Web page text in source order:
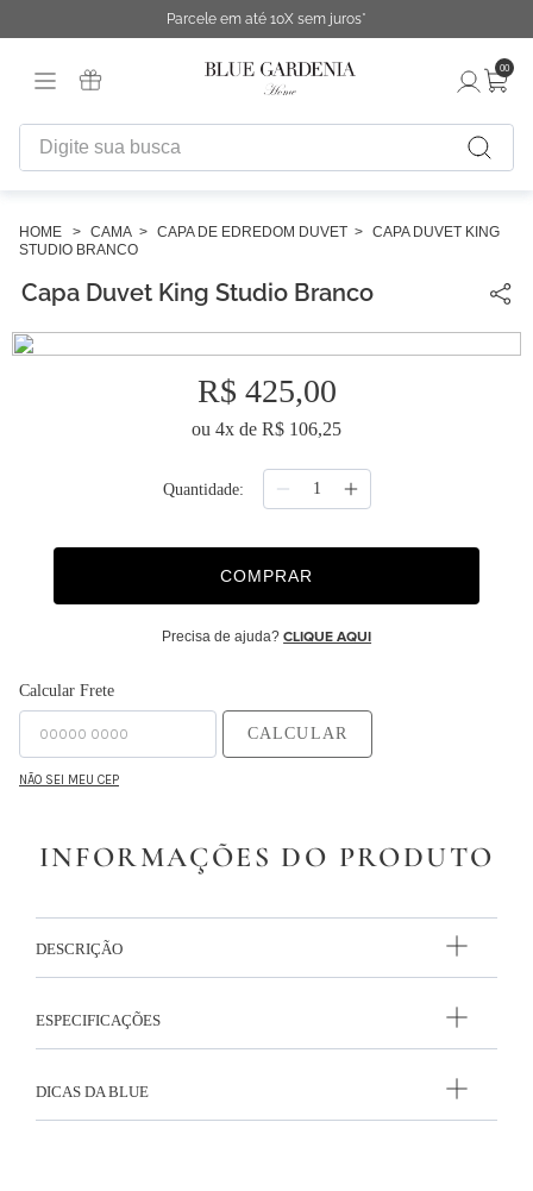
Parcele em até 10X sem juros*
00
Digite sua busca
CAMA CAPA DE EDREDOM DUVET
CAPA DUVET KING
STUDIO BRANCO
Capa Duvet King Studio Branco
R$ 425,00
ou 4x de R$ 106,25
Quantidade
COMPRAR
Precisa de ajuda? CLIQUE AQUI
Calcular Frete
CALCULAR
NÃO SEI MEU CEP
INFORMAÇÕES DO PRODUTO
DESCRIÇÃO
ESPECIFICAÇÕES
DICAS DA BLUE
1º
fronha
4º
capa duvet
5º
urban
6º
difusor
chinelo
9º
necessaire
10º majorelle